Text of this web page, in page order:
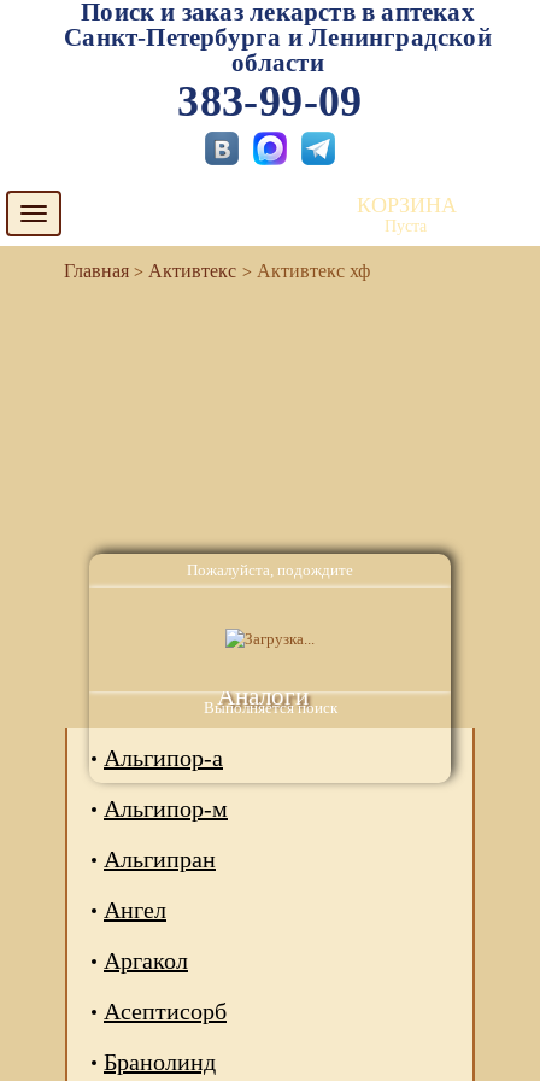
Пожалуйста, подождите
Выполняется поиск
Поиск и заказ лекарств в аптеках
Санкт-Петербурга и Ленинградской
области
383-99-09
Toggle
navigation
КОРЗИНА
Пуста
Активтекс Активтекс хф
Аналоги
Альгипор-а
Альгипор-м
Альгипран
Ангел
Аргакол
Асептисорб
Бранолинд